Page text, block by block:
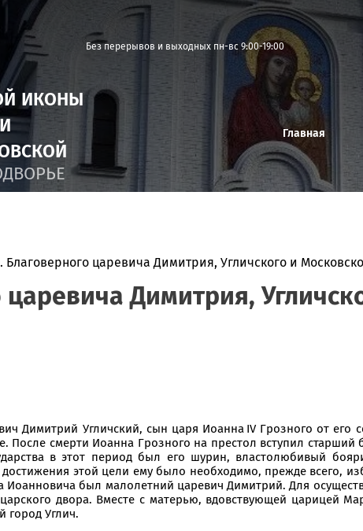
Без перерывов и выходных пн-вс 9:00-19:00
ИКОНЫ
Главная
Благоверного царевича Димитрия, Угличского и
Димитрия,
Димитрий Угличский, сын царя Иоанна IV Грозного от
После смерти Иоанна Грозного на престол вступил
в этот период был его шурин, властолюбивый
этой цели ему было необходимо, прежде всего,
Иоанновича был малолетний царевич Димитрий. Для
двора. Вместе с матерью, вдовствующей царицей
город Углич.